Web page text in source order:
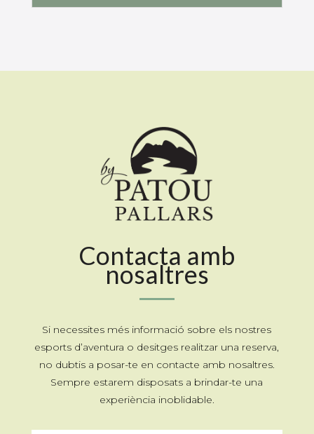
Contacta amb
nosaltres
Si necessites més informació sobre els nostres
esports d’aventura o desitges realitzar una reserva,
no dubtis a posar-te en contacte amb nosaltres.
Sempre estarem disposats a brindar-te una
experiència inoblidable.